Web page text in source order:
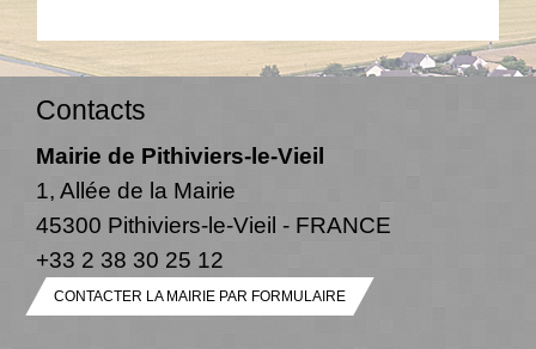
Contacts
Mairie de Pithiviers-le-Vieil
1, Allée de la Mairie
45300 Pithiviers-le-Vieil - FRANCE
+33 2 38 30 25 12
CONTACTER LA MAIRIE PAR FORMULAIRE